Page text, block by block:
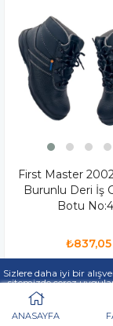
First Master
Burunlu Deri İş
Botu
₺837,05
ANASAYFA
Sizlere daha iyi bir
sitemizde çerez
verileriniz
KVKK
açıklamamızda
mevzuatına